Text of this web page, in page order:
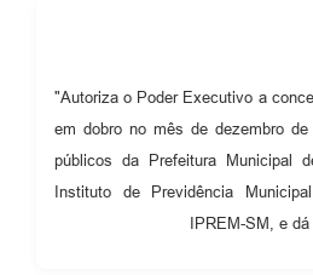
"Autoriza o Poder Executivo a
em dobro no mês de dezembro
públicos da Prefeitura Municipal
Instituto de Previdência
IPREM-SM, e